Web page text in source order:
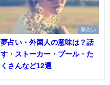
夢占い
夢占い・外国人の意味は？話
す・ストーカー・プール・た
くさんなど12選